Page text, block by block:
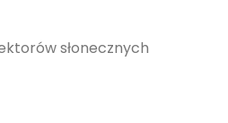
słonecznych